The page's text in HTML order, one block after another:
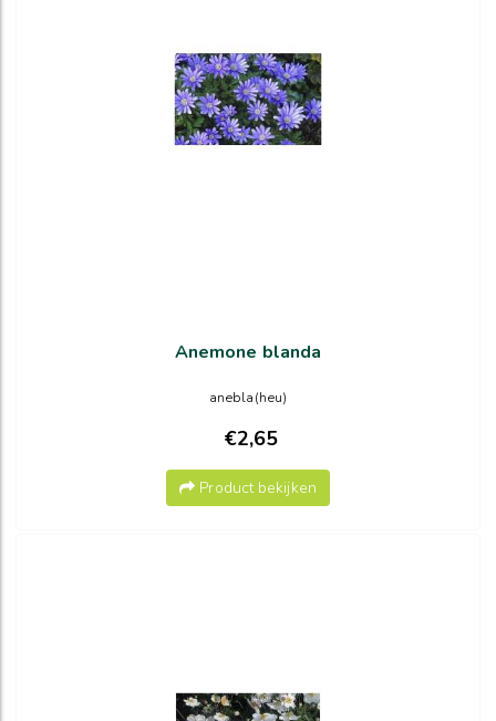
Anemone blanda
anebla(heu)
€2,65
Product bekijken